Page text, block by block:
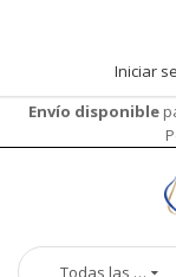
Iniciar
Envío disponible
Todas las categorías